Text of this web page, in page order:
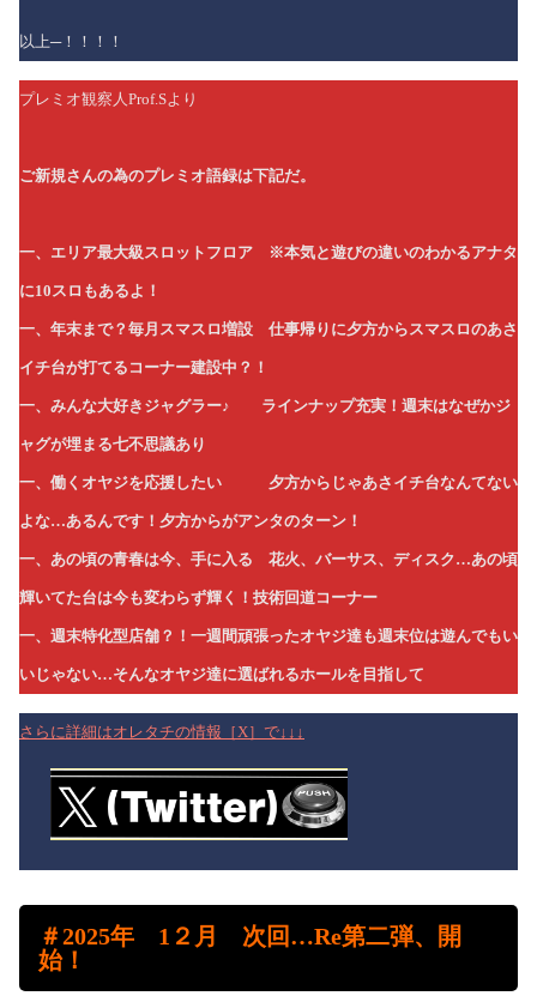
以上─！！！！
プレミオ観察人Prof.Sより
ご新規さんの為のプレミオ語録は下記だ。
一、エリア最大級スロットフロア ※本気と遊びの違いのわかるアナタ
に10スロもあるよ！
一、年末まで？毎月スマスロ増設 仕事帰りに夕方からスマスロのあさ
イチ台が打てるコーナー建設中？！
一、みんな大好きジャグラー♪ ラインナップ充実！週末はなぜかジ
ャグが埋まる七不思議あり
一、働くオヤジを応援したい 夕方からじゃあさイチ台なんてない
よな…あるんです！夕方からがアンタのターン！
一、あの頃の青春は今、手に入る 花火、バーサス、ディスク…あの頃
輝いてた台は今も変わらず輝く！技術回道コーナー
一、週末特化型店舗？！一週間頑張ったオヤジ達も週末位は遊んでもい
いじゃない…そんなオヤジ達に選ばれるホールを目指して
さらに詳細はオレタチの情報［X］で↓↓↓
＃2025年 1２ 月 次回…Re第二弾、開
始！